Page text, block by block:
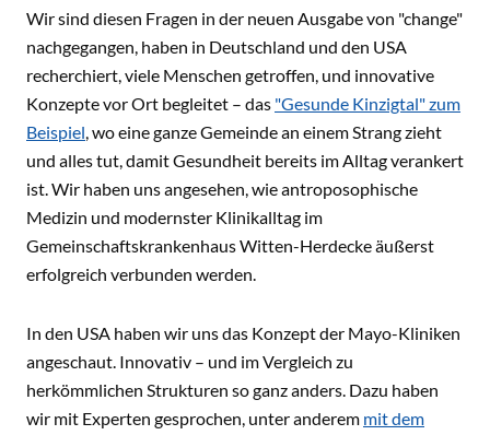
Wir sind diesen Fragen in der neuen Ausgabe von "change"
nachgegangen, haben in Deutschland und den USA
recherchiert, viele Menschen getroffen, und innovative
Konzepte vor Ort begleitet – das "Gesunde Kinzigtal" zum
Beispiel, wo eine ganze Gemeinde an einem Strang zieht
und alles tut, damit Gesundheit bereits im Alltag verankert
ist. Wir haben uns angesehen, wie antroposophische
Medizin und modernster Klinikalltag im
Gemeinschaftskrankenhaus Witten-Herdecke äußerst
erfolgreich verbunden werden.
In den USA haben wir uns das Konzept der Mayo-Kliniken
angeschaut. Innovativ – und im Vergleich zu
herkömmlichen Strukturen so ganz anders. Dazu haben
wir mit Experten gesprochen, unter anderem mit dem